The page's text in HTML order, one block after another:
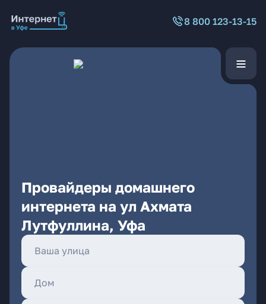
8 800 123-13-15
Провайдеры домашнего
интернета на ул Ахмата
Лутфуллина, Уфа